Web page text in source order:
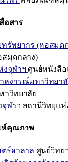
อสาร
รัพยากร (หอสมุด
สมุดกลาง)
งจุฬาฯ ศูนย์หนังสือ
ลงกรณ์มหาวิทยาลั
าวิทยาลัย
จุฬาฯ สถานีวิทยุแห่
ห์คุณภาพ
ร์ฮาลาล ศูนย์วิทย